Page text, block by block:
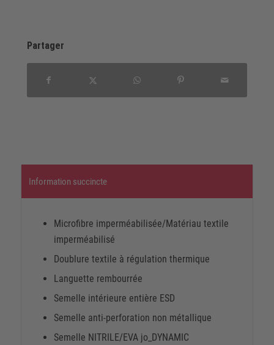
Partager
Information succincte
Microfibre imperméabilisée/Matériau textile
imperméabilisé
Doublure textile à régulation thermique
Languette rembourrée
Semelle intérieure entière ESD
Semelle anti-perforation non métallique
Semelle NITRILE/EVA jo_DYNAMIC